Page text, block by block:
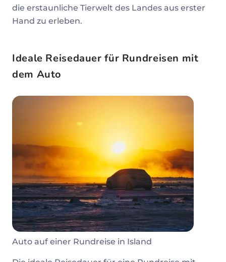
die erstaunliche Tierwelt des Landes aus erster
Hand zu erleben.
Ideale Reisedauer für Rundreisen mit
dem Auto
Auto auf einer Rundreise in Island